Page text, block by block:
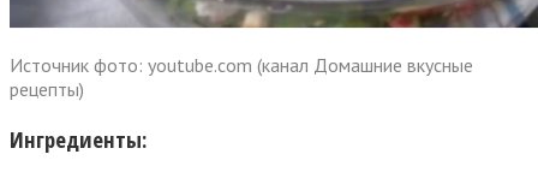
Источник фото: youtube.com (канал Домашние вкусные
рецепты)
Ингредиенты: